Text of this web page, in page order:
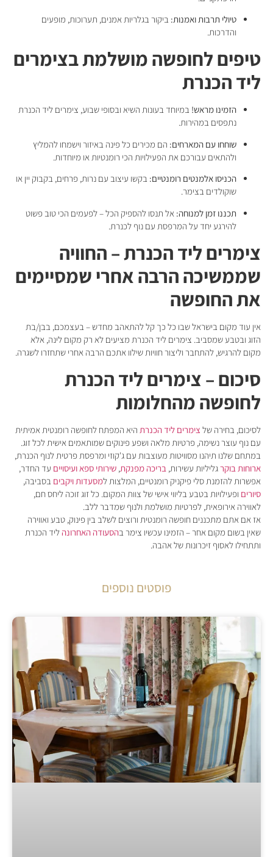
טיולי תרבות ואמנות: ביקור בגלריות אמנים, תערוכות, מופעים
והדרכות.
טיפים לחופשה מושלמת בצימרים
ליד הכנרת
הזמינו מראש! במיוחד בעונות השיא ובסופי שבוע, צימרים ליד הכנרת
נתפסים במהירות.
שוחחו עם המארחים: הם מכירים כל פינה באיזור וישמחו להמליץ
ולהתאים עבורכם את הפעילויות הכי רומנטיות או מיוחדות.
הכניסו אלמנטים רומנטיים: בקשו עיצוב עם נרות, פרחים, בקבוק יין או
שוקולדים בצימר.
תכננו זמן למנוחה: אל תנסו להספיק הכל – לפעמים הכי טוב פשוט
להירגע יחד על המרפסת עם נוף לכנרת.
צימרים ליד הכנרת – החוויה
שממשיכה הרבה אחרי שמסיימים
את החופשה
אין עוד מקום בישראל שבו כל כך קל להתאהב מחדש – בעצמכם, בבן/בת
הזוג ובטבע שמסביב. צימרים ליד הכנרת מציעים לא רק מקום לינה, אלא
מקום להרגיש, להתחבר וליצור חוויות שילוו אתכם הרבה אחרי שתחזרו לשגרה.
סיכום – צימרים ליד הכנרת
לחופשה מהחלומות
לסיכום, בחירה של צימרים ליד הכנרת היא המפתח לחופשה רומנטית אמיתית
עם נוף עוצר נשימה, פרטיות מלאה ושפע פינוקים שמותאמים אישית לכל זוג.
במתחם שלנו תיהנו מסוויטות מעוצבות עם ג'קוזי ומרפסת פרטית לנוף הכנרת,
ארוחות בוקרגליליות עשירות, בריכה מפנקת, שירותי ספא ועיסויים עד החדר,
אפשרות להזמנת סלי פיקניק רומנטיים, המלצות למסעדות ויקבים בסביבה,
סיורים ופעילויות בטבע בליווי אישי של צוות המקום. כל זוג זוכה ליחס חם,
לאווירה אירופאית, לפרטיות מושלמת ולנוף שמדבר ללב.
אז אם אתם מתכננים חופשה רומנטית ורוצים לשלב בין פינוק, טבע ואווירה
שאין בשום מקום אחר – הזמינו עכשיו צימר בהסעודה האחרונה ליד הכנרת
ותתחילו לאסוף זיכרונות של אהבה.
פוסטים נוספים